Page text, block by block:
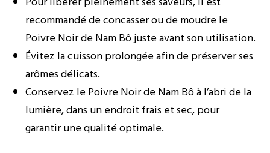
recommandé de concasser ou de moudre le
Poivre Noir de Nam Bô juste avant son utilisation.
Évitez la cuisson prolongée afin de préserver ses
arômes délicats.
Conservez le Poivre Noir de Nam Bô à l’abri de la
lumière, dans un endroit frais et sec, pour
garantir une qualité optimale.